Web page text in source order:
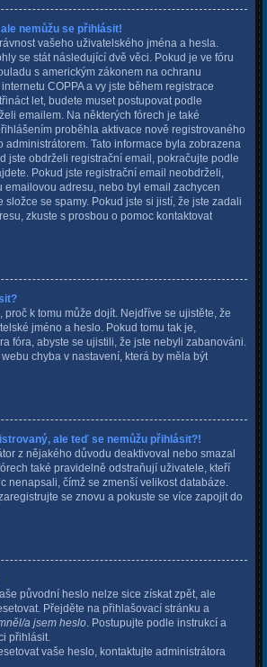
nemůžu se přihlásit!
vašeho uživatelského jména a hesla.
se stát následující dvě věci. Pokud je ve fóru
s americkým zákonem na ochranu
COPPA a vy jste během registrace
let, budete muset postupovat podle
emailem. Na některých fórech je také
proběhla aktivace nově registrovaného
administrátorem. Tato informace byla zobrazena
jste obdrželi registrační email, pokračujte podle
Pokud jste registrační email neobdrželi,
emailovou adresu, nebo byl email zachycen
složce se spamy. Pokud jste si jistí, že jste zadali
zkuste s prosbou o pomoc kontaktovat
proč k tomu může dojít. Nejdříve se ujistěte, že
jméno a heslo. Pokud tomu tak je,
fóra, abyste se ujistili, že jste nebyli zabanováni.
chyba v nastavení, která by měla být
ale teď se nemůžu přihlásit?!
z nějakého důvodu deaktivoval nebo smazal
také pravidelně odstraňují uživatele, kteří
nenapsali, čímž se zmenší velikost databáze.
se znovu a pokuste se více zapojit do
původní heslo nelze sice získat zpět, ale
Přejděte na přihlašovací stránku a
a jsem heslo . Postupujte podle instrukcí a
přihlásit.
vaše heslo, kontaktujte administrátora